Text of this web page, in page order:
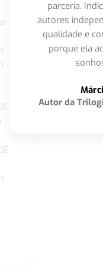
parceria.
autores
qualidade e
porque ela
Autor da